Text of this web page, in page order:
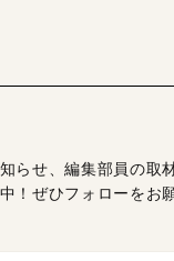
らせ、編集部員の取
！ぜひフォローをお